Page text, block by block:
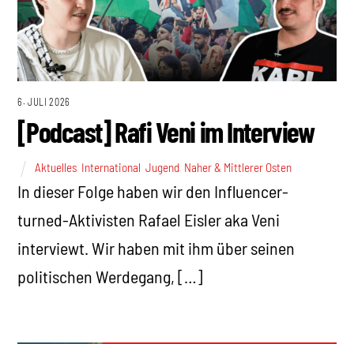
6. JULI 2026
[Podcast] Rafi Veni im Interview
Aktuelles International ,Jugend Naher & Mittlerer Osten
In dieser Folge haben wir den Influencer-
turned-Aktivisten Rafael Eisler aka Veni
interviewt. Wir haben mit ihm über seinen
politischen Werdegang, […]